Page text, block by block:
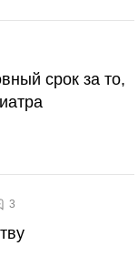
срок за то,
3